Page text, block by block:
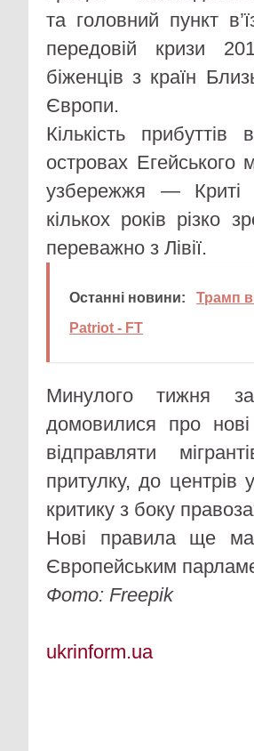
та головний пункт
передовій кризи
біженців з країн
Європи.
Кількість
островах
узбережжя — Криті
кількох років різко
переважно з Лівії.
Останні новини:
Трамп
Patriot - FT
Минулого тижня
домовилися про
відправляти
притулку, до центрів
критику з боку
Нові правила ще
Європейським
Фото: Freepik
ukrinform.ua